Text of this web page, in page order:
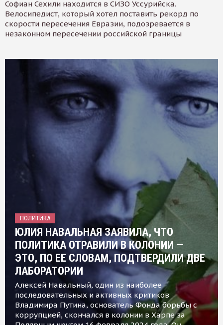
Софиан Сехили находится в СИЗО Уссурийска.
Велосипедист, который хотел поставить рекорд по
скорости пересечения Евразии, подозревается в
незаконном пересечении российской границы
ПОЛИТИКА
ЮЛИЯ НАВАЛЬНАЯ ЗАЯВИЛА, ЧТО
ПОЛИТИКА ОТРАВИЛИ В КОЛОНИИ —
ЭТО, ПО ЕЕ СЛОВАМ, ПОДТВЕРДИЛИ ДВЕ
ЛАБОРАТОРИИ
Алексей Навальный, один из наиболее
последовательных и активных критиков
Владимира Путина, основатель Фонда борьбы с
коррупцией, скончался в колонии в Харпе за